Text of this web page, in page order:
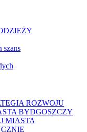
szans
ROZWOJU
BYDGOSZCZY
MIASTA